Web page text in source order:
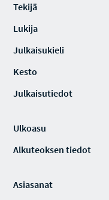
Tekijä
Lukija
Julkaisukieli
Kesto
Julkaisutiedot
Ulkoasu
Alkuteoksen tiedot
Asiasanat